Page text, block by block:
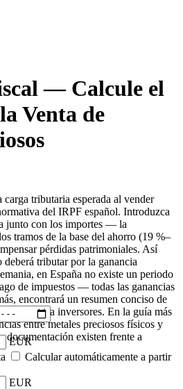
— Calcule el
Venta de
tributaria esperada al vender
del IRPF español. Introduzca
junto con los importes — la
tramos de la base del ahorro (19 %–
pérdidas patrimoniales. Así
deberá tributar por la ganancia
en España no existe un periodo
de impuestos — todas las ganancias
encontrará un resumen conciso de
para inversores. En la guía más
entre metales preciosos físicos y
documentación existen frente a
EUR
Calcular automáticamente a partir
EUR